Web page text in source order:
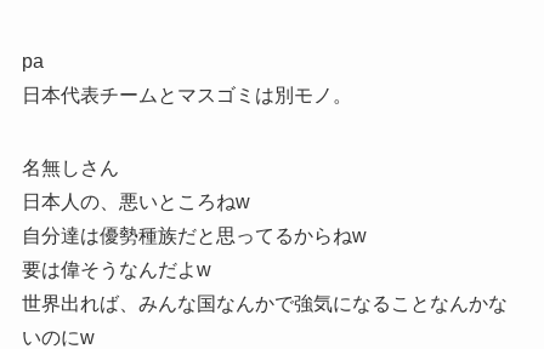
pa
日本代表チームとマスゴミは別モノ。
名無しさん
日本人の、悪いところねw
自分達は優勢種族だと思ってるからねw
要は偉そうなんだよw
世界出れば、みんな国なんかで強気になることなんかな
いのにw